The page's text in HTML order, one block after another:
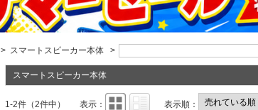
> スマートスピーカー本体 >
スマートスピーカー本体
1-2件（2件中） 表示： 表示順：